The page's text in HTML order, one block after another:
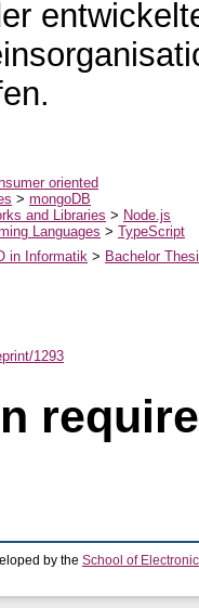
oriented
> mongoDB
and Libraries > Node.js
Languages > TypeScript
in Informatik > Bachelor
1293
by the School of